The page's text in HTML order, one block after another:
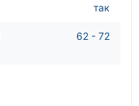
так
62 - 72